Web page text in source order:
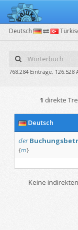
Deutsch
768.284 Einträge, 126.528
1 direkte
Deutsch
der
{m}
Keine